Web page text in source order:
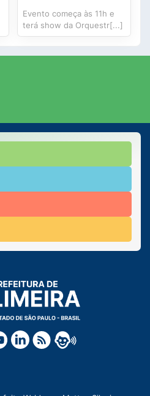
Evento começa às 11h e
terá show da Orquestr[...]